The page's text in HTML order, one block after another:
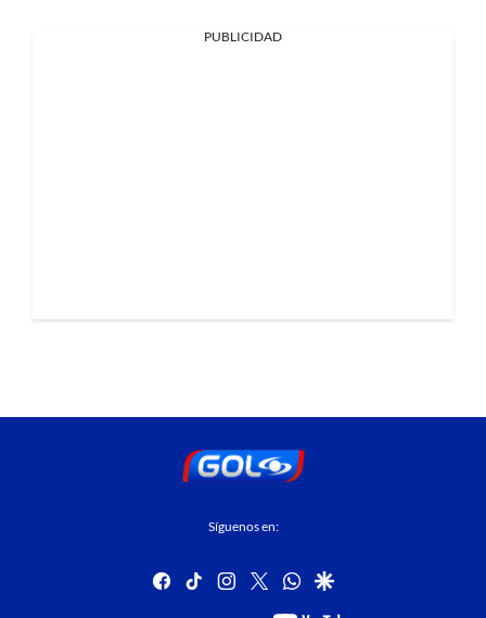
PUBLICIDAD
Síguenos en:
facebook
tiktok instagram
twitterwhatsapp
google